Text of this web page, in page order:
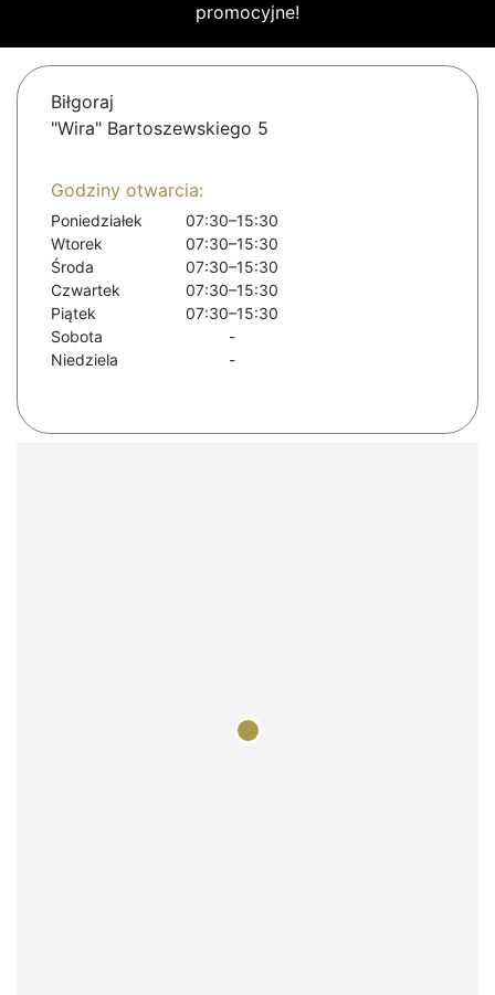
promocyjne!
Biłgoraj
"Wira" Bartoszewskiego 5
Godziny otwarcia:
Poniedziałek
07:30–15:30
Wtorek
07:30–15:30
Środa
07:30–15:30
Czwartek
07:30–15:30
Piątek
07:30–15:30
Sobota
-
Niedziela
-